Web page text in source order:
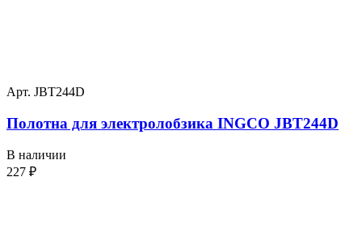
Арт. JBT244D
Полотна для электролобзика INGCO JBT244D
В наличии
227 ₽